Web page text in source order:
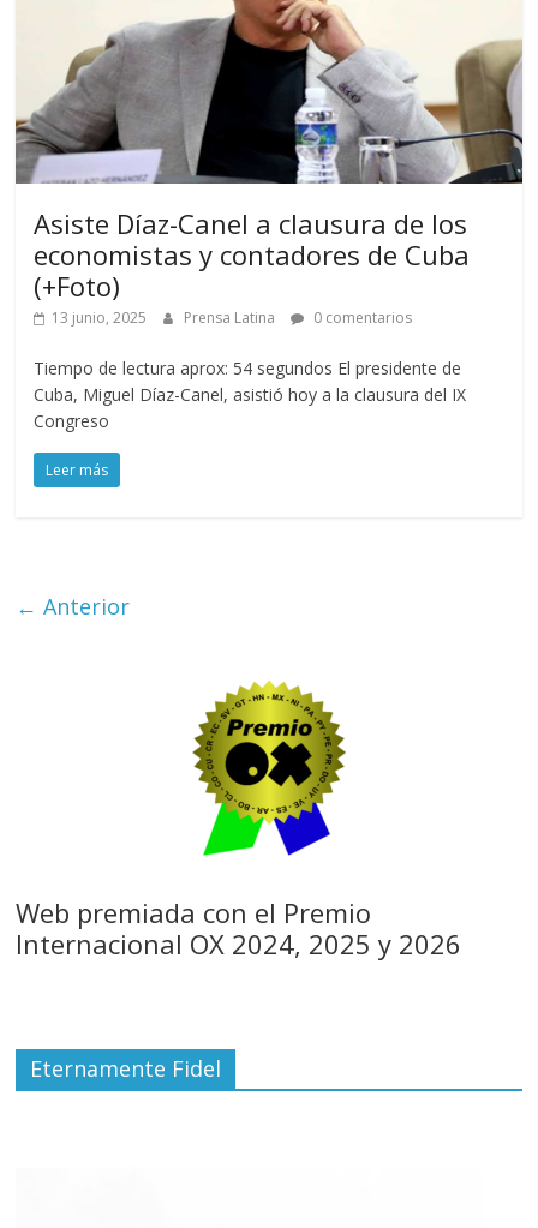
Asiste Díaz-Canel a clausura de los
economistas y contadores de Cuba
(+Foto)
13 junio, 2025 Prensa Latina 0 comentarios
Tiempo de lectura aprox: 54 segundos El presidente de
Cuba, Miguel Díaz-Canel, asistió hoy a la clausura del IX
Congreso
Leer más
← Anterior
Web premiada con el Premio
Internacional OX 2024, 2025 y 2026
Eternamente Fidel